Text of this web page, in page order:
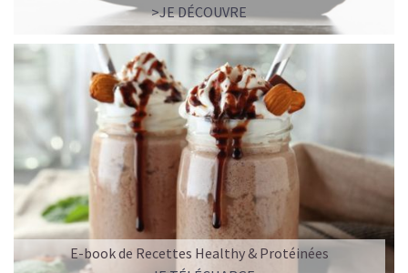
>JE DÉCOUVRE
E-book de Recettes Healthy & Protéinées